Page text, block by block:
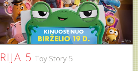
5 Toy Story 5